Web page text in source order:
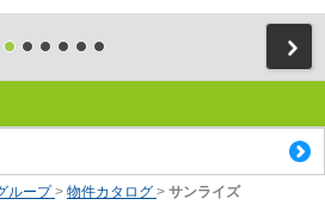
ループ > 物件カタログ > サンライズ